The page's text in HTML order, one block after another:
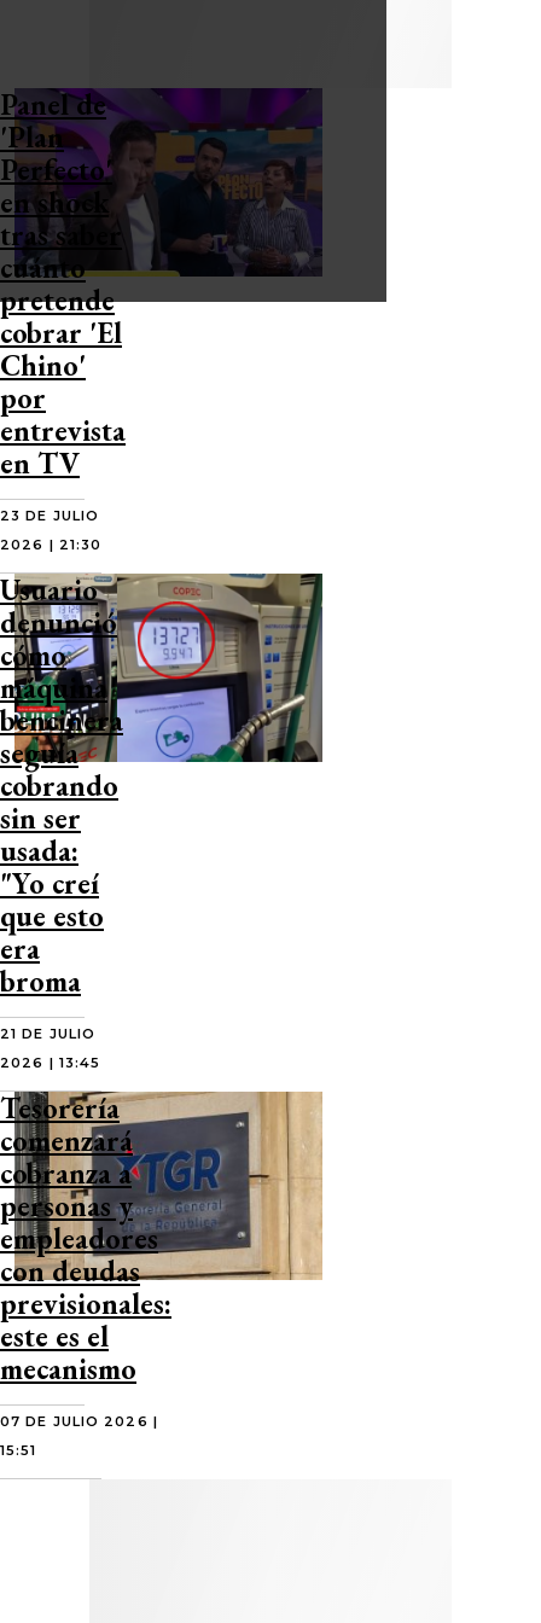
Panel de
'Plan
Perfecto'
en shock
tras saber
cuánto
pretende
cobrar 'El
Chino'
por
entrevista
en TV
23 DE JULIO
2026 | 21:30
Usuario
denunció
cómo
máquina
bencinera
seguía
cobrando
sin ser
usada:
"Yo creí
que esto
era
broma
21 DE JULIO
2026 | 13:45
Tesorería
comenzará
cobranza a
personas y
empleadores
con deudas
previsionales:
este es el
mecanismo
07 DE JULIO 2026 |
15:51